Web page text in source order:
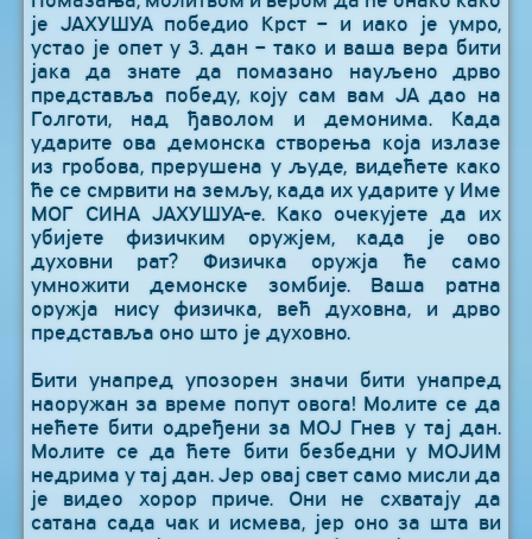
је ЈАХУШУА победио Крст – и иако је умро,
устао је опет у 3. дан – тако и ваша вера бити
јака да знате да помазано науљено дрво
представља победу, коју сам вам ЈА дао на
Голготи, над ђаволом и демонима. Када
ударите ова демонска створења која излазе
из гробова, прерушена у људе, видећете како
ће се смрвити на земљу, када их ударите у Име
МОГ СИНА ЈАХУШУА-е. Како очекујете да их
убијете физичким оружјем, када је ово
духовни рат? Физичка оружја ће само
умножити демонске зомбије. Ваша ратна
оружја нису физичка, већ духовна, и дрво
представља оно што је духовно.
Бити унапред упозорен значи бити унапред
наоружан за време попут овога! Молите се да
нећете бити одређени за МОЈ Гнев у тај дан.
Молите се да ћете бити безбедни у МОЈИМ
недрима у тај дан. Јер овај свет само мисли да
је видео хорор приче. Они не схватају да
сатана сада чак и исмева, јер оно за шта ви